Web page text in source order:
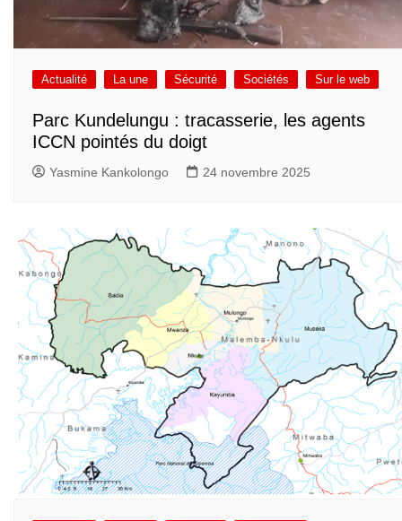
Actualité La une Sécurité Sociétés Sur le web
Parc Kundelungu : tracasserie, les agents
ICCN pointés du doigt
Yasmine Kankolongo 24 novembre 2025